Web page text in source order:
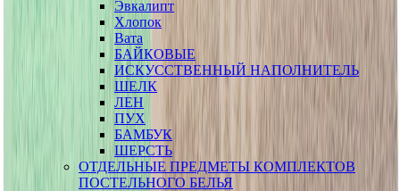
Эвкалипт
Хлопок
Вата
БАЙКОВЫЕ
ИСКУССТВЕННЫЙ НАПОЛНИТЕЛЬ
ШЕЛК
ЛЕН
ПУХ
БАМБУК
ШЕРСТЬ
ОТДЕЛЬНЫЕ ПРЕДМЕТЫ КОМПЛЕКТОВ
ПОСТЕЛЬНОГО БЕЛЬЯ